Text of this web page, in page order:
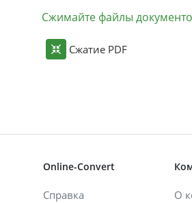
Сжимайте файлы
Сжатие PDF
Online-Convert
Справка О